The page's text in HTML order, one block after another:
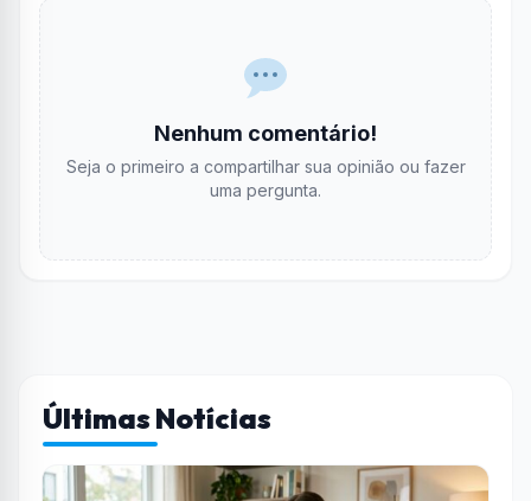
Nenhum comentário!
Seja o primeiro a compartilhar sua opinião ou fazer
uma pergunta.
Últimas Notícias